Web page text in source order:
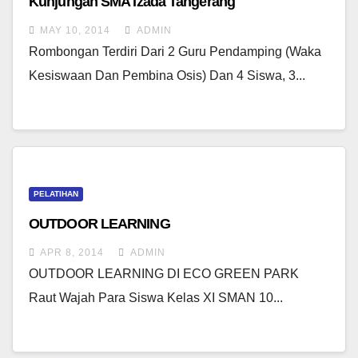
MAY 10, 2014 ADMIN
Rombongan Terdiri Dari 2 Guru Pendamping (waka
Kesiswaan Dan Pembina Osis) Dan 4 Siswa, 3...
PELATIHAN
OUTDOOR LEARNING
APR 8, 2014 ADMIN
OUTDOOR LEARNING DI ECO GREEN PARK
Raut Wajah Para Siswa Kelas XI SMAN 10...